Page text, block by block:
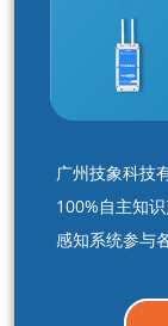
广州技象科技
100%自主知
感知系统参与